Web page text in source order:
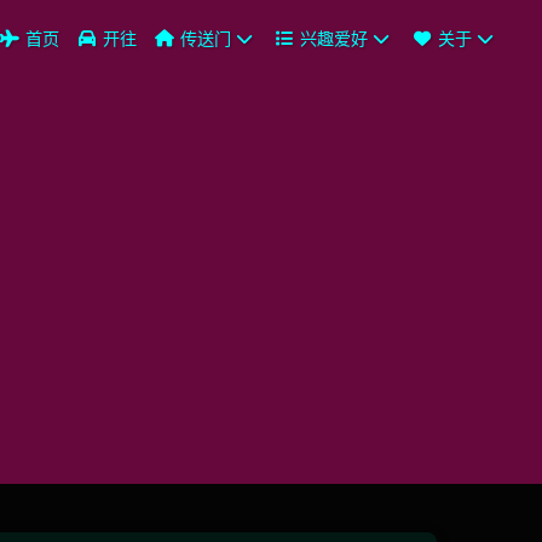
首页 开往 传送门 兴趣爱好 关于